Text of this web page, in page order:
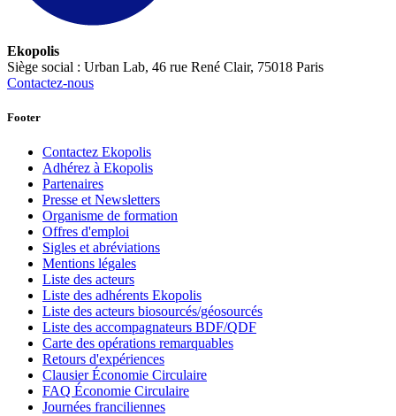
Ekopolis
Siège social : Urban Lab, 46 rue René Clair, 75018 Paris
Contactez-nous
Footer
Contactez Ekopolis
Adhérez à Ekopolis
Partenaires
Presse et Newsletters
Organisme de formation
Offres d'emploi
Sigles et abréviations
Mentions légales
Liste des acteurs
Liste des adhérents Ekopolis
Liste des acteurs biosourcés/géosourcés
Liste des accompagnateurs BDF/QDF
Carte des opérations remarquables
Retours d'expériences
Clausier Économie Circulaire
FAQ Économie Circulaire
Journées franciliennes